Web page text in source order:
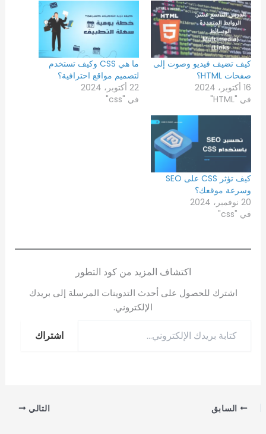
كيف تضيف فيديو وصوت إلى
صفحات HTML؟
16 أكتوبر، 2024
في "HTML"
ما هي CSS وكيف تستخدم
لتصميم مواقع احترافية؟
22 أكتوبر، 2024
في "css"
كيف تؤثر CSS على SEO
وسرعة موقعك؟
20 نوفمبر، 2024
في "css"
اكتشاف المزيد من كود التطور
اشترك للحصول على أحدث التدوينات المرسلة إلى بريدك
الإلكتروني.
اشتراك
السابق التالي